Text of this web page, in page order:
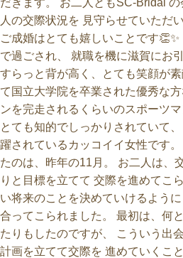
人の交際状況を 見守らせていただ
ご成婚はとても嬉しいことです
で過ごされ、 就職を機に滋賀にお
すらっと背が高く、とても笑顔が
て国立大学院を卒業された優秀な
ンを完走されるくらいのスポーツ
とても知的でしっかりされていて
躍されているカッコイイ女性です
たのは、昨年の11月。 お二人は、
りと目標を立てて 交際を進めてこ
い将来のことを決めていけるよう
合ってこられました。 最初は、何
たりもしたのですが、 こういう出
計画を立てて交際を 進めていくこ